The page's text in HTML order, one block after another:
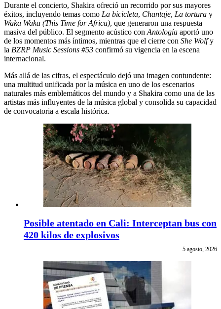
Durante el concierto, Shakira ofreció un recorrido por sus mayores
éxitos, incluyendo temas como La bicicleta, Chantaje, La tortura y
Waka Waka (This Time for Africa), que generaron una respuesta
masiva del público. El segmento acústico con Antología aportó uno
de los momentos más íntimos, mientras que el cierre con She Wolfy
la BZRP Music Sessions #53 confirmó su vigencia en la escena
internacional.
Más allá de las cifras, el espectáculo dejó una imagen contundente:
una multitud unificada por la música en uno de los escenarios
naturales más emblemáticos del mundo y a Shakira como una de las
artistas más influyentes de la música global y consolida su capacidad
de convocatoria a escala histórica.
Posible atentado en Cali: Interceptan bus con
420 kilos de explosivos
5 agosto, 2026